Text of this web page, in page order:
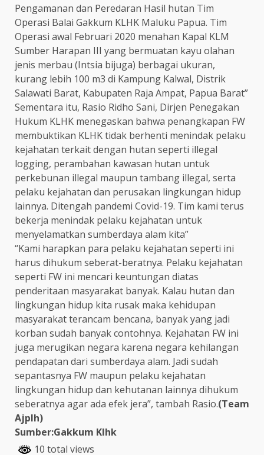
Pengamanan dan Peredaran Hasil hutan Tim
Operasi Balai Gakkum KLHK Maluku Papua. Tim
Operasi awal Februari 2020 menahan Kapal KLM
Sumber Harapan III yang bermuatan kayu olahan
jenis merbau (Intsia bijuga) berbagai ukuran,
kurang lebih 100 m3 di Kampung Kalwal, Distrik
Salawati Barat, Kabupaten Raja Ampat, Papua Barat”
Sementara itu, Rasio Ridho Sani, Dirjen Penegakan
Hukum KLHK menegaskan bahwa penangkapan FW
membuktikan KLHK tidak berhenti menindak pelaku
kejahatan terkait dengan hutan seperti illegal
logging, perambahan kawasan hutan untuk
perkebunan illegal maupun tambang illegal, serta
pelaku kejahatan dan perusakan lingkungan hidup
lainnya. Ditengah pandemi Covid-19. Tim kami terus
bekerja menindak pelaku kejahatan untuk
menyelamatkan sumberdaya alam kita”
“Kami harapkan para pelaku kejahatan seperti ini
harus dihukum seberat-beratnya. Pelaku kejahatan
seperti FW ini mencari keuntungan diatas
penderitaan masyarakat banyak. Kalau hutan dan
lingkungan hidup kita rusak maka kehidupan
masyarakat terancam bencana, banyak yang jadi
korban sudah banyak contohnya. Kejahatan FW ini
juga merugikan negara karena negara kehilangan
pendapatan dari sumberdaya alam. Jadi sudah
sepantasnya FW maupun pelaku kejahatan
lingkungan hidup dan kehutanan lainnya dihukum
seberatnya agar ada efek jera”, tambah Rasio.(Team
Ajplh)
Sumber:Gakkum Klhk
10 total views